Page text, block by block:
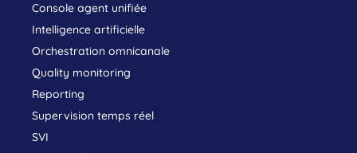
Console agent unifiée
Intelligence artificielle
Orchestration omnicanale
Quality monitoring
Reporting
Supervision temps réel
SVI